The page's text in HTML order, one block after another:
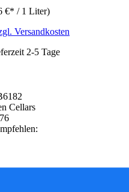
€* / 1 Liter)
Versandkosten
2-5 Tage
Cellars